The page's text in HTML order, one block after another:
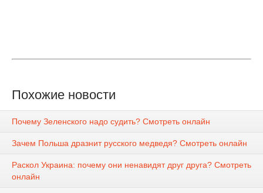
Похожие новости
Почему Зеленского надо судить? Смотреть онлайн
Зачем Польша дразнит русского медведя? Смотреть онлайн
Раскол Украина: почему они ненавидят друг друга? Смотреть
онлайн